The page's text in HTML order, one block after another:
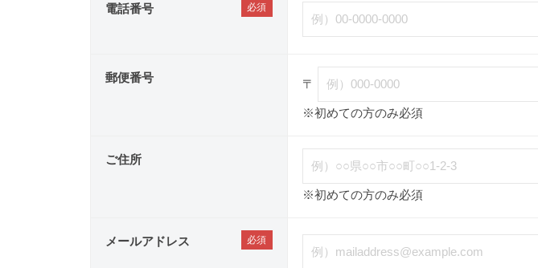
電話番号
郵便番号 〒
※初めての方のみ必須
ご住所
※初めての方のみ必須
メールアドレス